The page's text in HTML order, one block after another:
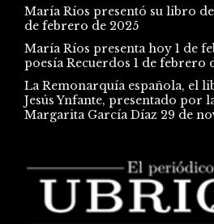
María Ríos presentó su libro
de febrero de 2025
María Ríos presenta hoy 1 de
poesía Recuerdos 1 de febrero
La Remonarquía española, el
Jesús Ynfante, presentado por
Margarita García Díaz 29 de